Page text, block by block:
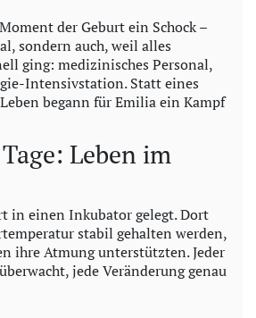
der Geburt ein Schock –
sondern auch, weil alles
ging: medizinisches Personal,
Intensivstation. Statt eines
begann für Emilia ein Kampf
Leben im
in einen Inkubator gelegt. Dort
stabil gehalten werden,
ihre Atmung unterstützten. Jeder
jede Veränderung genau